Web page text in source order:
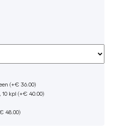
(+€ 36.00)
kpl (+€ 40.00)
48.00)